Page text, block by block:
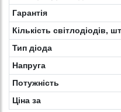
Гарантія
Кількість світлодіодів,
Тип діода
Напруга
Потужність
Ціна за